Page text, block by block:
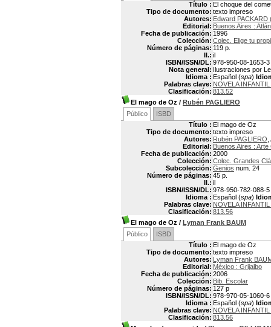
Título : El choque del
Tipo de documento: texto impreso
Autores: Edward PACKARD
Editorial: Buenos Aires :
Fecha de publicación: 1996
Colección: Colec. Elige tu
Número de páginas: 119 p.
Il.: il
ISBN/ISSN/DL: 978-950-08-1653-3
Nota general: Ilustraciones por
Idioma : Español (spa)
Palabras clave: NOVELA
Clasificación: 813.52
El mago de Oz / Rubén PAGLIERO
Público
ISBD
Título : El mago de Oz
Tipo de documento: texto impreso
Autores: Rubén PAGLIERO
Editorial: Buenos Aires :
Fecha de publicación: 2000
Colección: Colec. Grandes
Subcolección: Genios num. 24
Número de páginas: 45 p.
Il.: il
ISBN/ISSN/DL: 978-950-782-088-5
Idioma : Español (spa)
Palabras clave: NOVELA
Clasificación: 813.56
El mago de Oz / Lyman Frank BAUM
Público
ISBD
Título : El mago de Oz
Tipo de documento: texto impreso
Autores: Lyman Frank
Editorial: México : Grijalbo
Fecha de publicación: 2006
Colección: Bib. Escolar
Número de páginas: 127 p
ISBN/ISSN/DL: 978-970-05-1060-6
Idioma : Español (spa)
Palabras clave: NOVELA
Clasificación: 813.56